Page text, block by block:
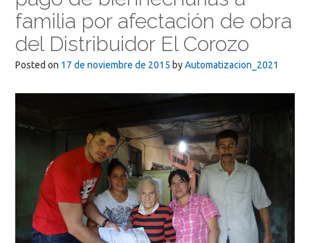
familia por afectación de obra
del Distribuidor El Corozo
Posted on 17 de noviembre de 2015 byAutomatizacion_2021